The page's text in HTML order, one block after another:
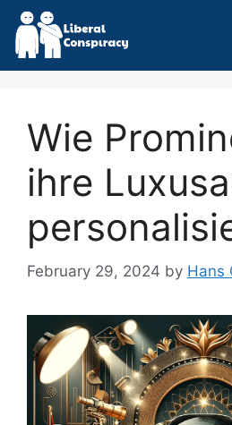
Skip
content
Wie
ihre
February 29, 2024 by Hans